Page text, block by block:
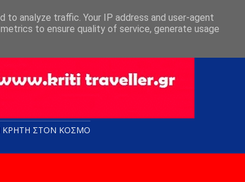
ΚΡΗΤΗ ΣΤΟN KOΣΜΟ
analyze traffic. Your IP address and user-agent
to ensure quality of service, generate usage